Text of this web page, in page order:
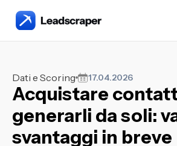
Dati e Scoring 17.04.2026
Acquistare
generarli da soli:
svantaggi in breve